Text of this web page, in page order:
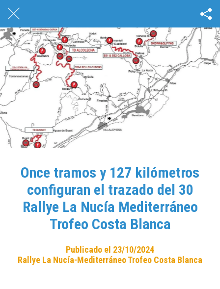
Once tramos y 127 kilómetros
configuran el trazado del 30
Rallye La Nucía Mediterráneo
Trofeo Costa Blanca
Publicado el 23/10/2024
Rallye La Nucía-Mediterráneo Trofeo Costa Blanca